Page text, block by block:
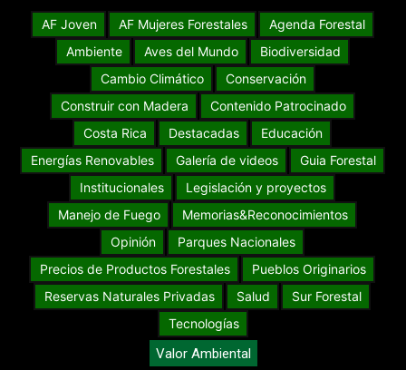
AF Joven AF Mujeres Forestales
Agenda Forestal
Ambiente
Aves del Mundo
Biodiversidad
Cambio Climático
Conservación
Construir con Madera
Contenido Patrocinado
Costa Rica
Destacadas
Educación
Energías Renovables
Galería de videos
Guia Forestal
Institucionales
Legislación y proyectos
Manejo de Fuego
Memorias&Reconocimientos
Opinión
Parques Nacionales
Precios de Productos Forestales
Pueblos Originarios
Reservas Naturales Privadas
Salud
Sur Forestal
Tecnologías
Valor Ambiental